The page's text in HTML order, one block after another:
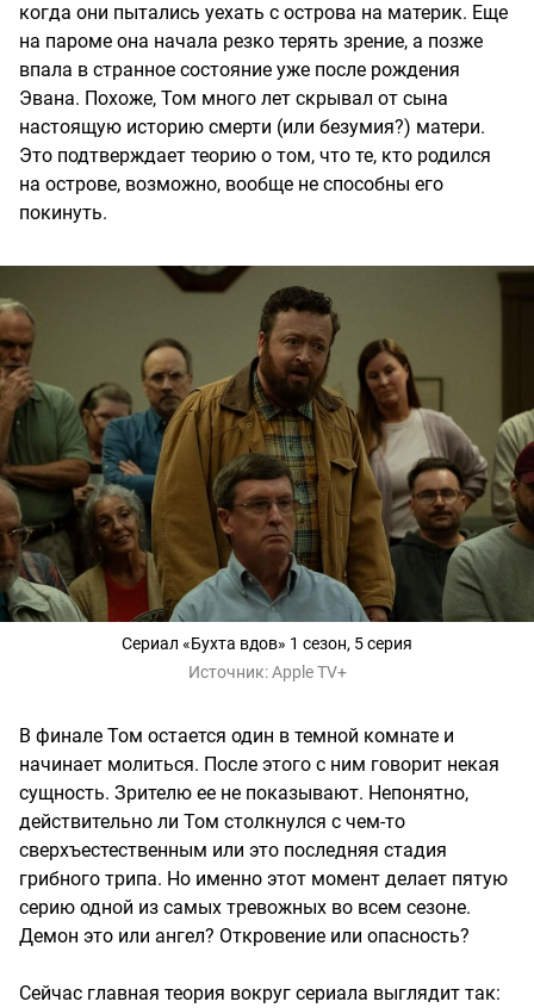
когда они пытались уехать с острова на материк. Еще
на пароме она начала резко терять зрение, а позже
впала в странное состояние уже после рождения
Эвана. Похоже, Том много лет скрывал от сына
настоящую историю смерти (или безумия?) матери.
Это подтверждает теорию о том, что те, кто родился
на острове, возможно, вообще не способны его
покинуть.
Сериал «Бухта вдов» 1 сезон, 5 серия
Источник:Apple TV+
В финале Том остается один в темной комнате и
начинает молиться. После этого с ним говорит некая
сущность. Зрителю ее не показывают. Непонятно,
действительно ли Том столкнулся с чем-то
сверхъестественным или это последняя стадия
грибного трипа. Но именно этот момент делает пятую
серию одной из самых тревожных во всем сезоне.
Демон это или ангел? Откровение или опасность?
Сейчас главная теория вокруг сериала выглядит так: